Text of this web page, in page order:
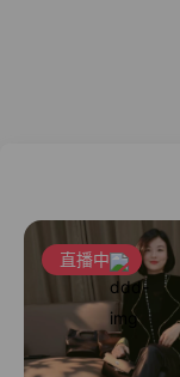
直播中